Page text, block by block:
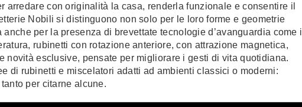
arredare con originalità la casa, renderla funzionale e consentire il
Nobili si distinguono non solo per le loro forme e geometrie
per la presenza di brevettate tecnologie d’avanguardia come il
rubinetti con rotazione anteriore, con attrazione magnetica,
novità esclusive, pensate per migliorare i gesti di vita quotidiana.
di rubinetti e miscelatori adatti ad ambienti classici o moderni:
per citarne alcune.